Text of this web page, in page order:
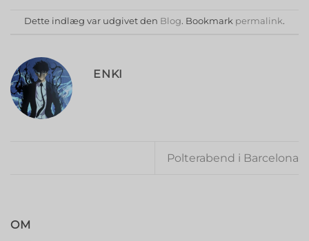
Dette indlæg var udgivet den Blog. Bookmark permalink.
ENKI
Polterabend i Barcelona
OM